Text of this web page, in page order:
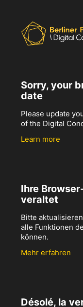
Sorry, your
date
Please update
of the Digital
Learn more
Ihre
veraltet
Bitte
alle Funktionen
können.
Mehr erfahren
Désolé, la